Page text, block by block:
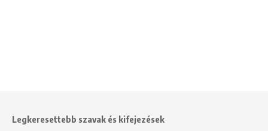
Legkeresettebb szavak és kifejezések